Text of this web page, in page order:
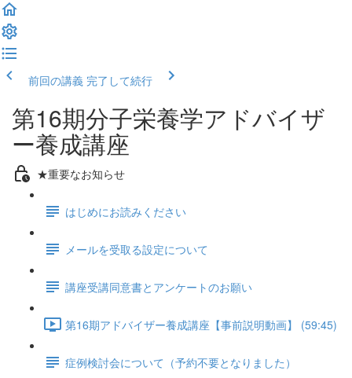
前回の講義 完了して続行
第16期分子栄養学アドバイザ
ー養成講座
★重要なお知らせ
はじめにお読みください
メールを受取る設定について
講座受講同意書とアンケートのお願い
第16期アドバイザー養成講座【事前説明動画】 (59:45)
症例検討会について（予約不要となりました）